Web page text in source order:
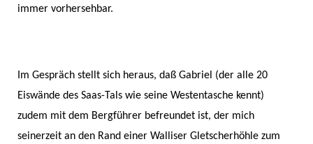
immer vorhersehbar.
Im Gespräch stellt sich heraus, daß Gabriel (der alle 20
Eiswände des Saas-Tals wie seine Westentasche kennt)
zudem mit dem Bergführer befreundet ist, der mich
seinerzeit an den Rand einer Walliser Gletscherhöhle zum